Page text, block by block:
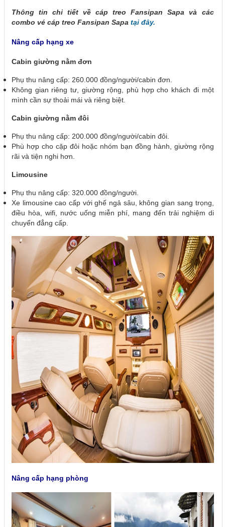
Thông tin chi tiết về cáp treo Fansipan Sapa và các
combo vé cáp treo Fansipan Sapa tại đây.
Nâng cấp hạng xe
Cabin giường nằm đơn
Phụ thu nâng cấp: 260.000 đồng/người/cabin đơn.
Không gian riêng tư, giường rộng, phù hợp cho khách đi một
mình cần sự thoải mái và riêng biệt.
Cabin giường nằm đôi
Phụ thu nâng cấp: 200.000 đồng/người/cabin đôi.
Phù hợp cho cặp đôi hoặc nhóm bạn đồng hành, giường rộng
rãi và tiện nghi hơn.
Limousine
Phụ thu nâng cấp: 320.000 đồng/người.
Xe limousine cao cấp với ghế ngả sâu, không gian sang trọng,
điều hòa, wifi, nước uống miễn phí, mang đến trải nghiệm di
chuyển đẳng cấp.
Nâng cấp hạng phòng